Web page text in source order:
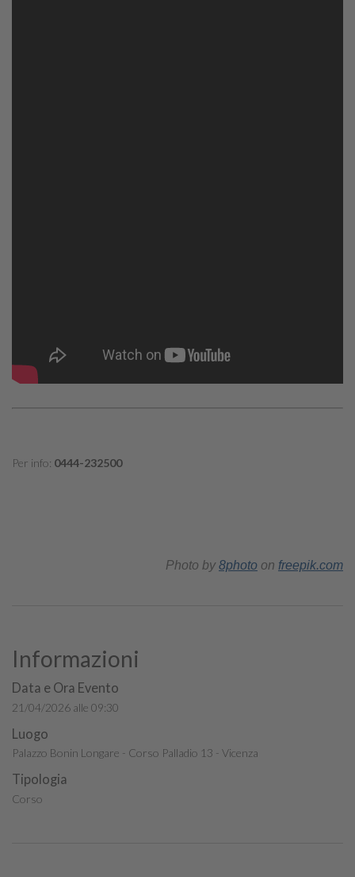
Per info: 0444-232500
Photo by8photo on freepik.com
Informazioni
Data e Ora Evento
21/04/2026 alle 09:30
Luogo
Palazzo Bonin Longare - Corso Palladio 13 - Vicenza
Tipologia
Corso